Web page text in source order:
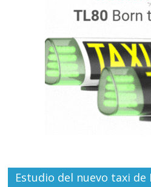
Estudio del nuevo taxi de